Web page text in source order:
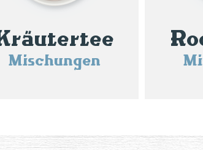
Kräutertee
Mischungen